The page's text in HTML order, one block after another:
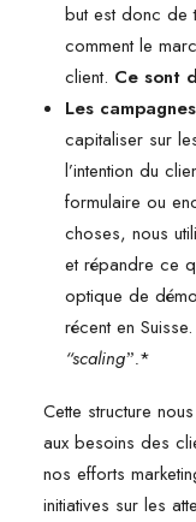
but est donc de
comment le
client. Ce sont
Les
capitaliser sur
l’intention du
formulaire ou
choses, nous
et répandre ce
optique de
récent en Suisse.
“scalingˮ.*
Cette structure
aux besoins des
nos efforts
initiatives sur les